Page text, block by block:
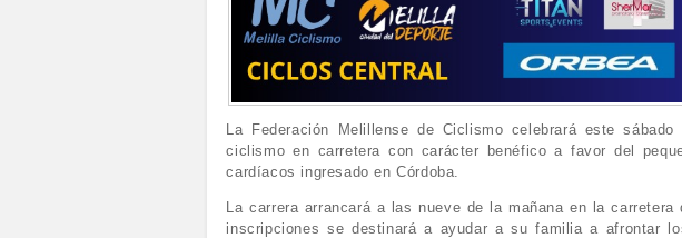
La Federación Melillense de Ciclismo celebrará este
ciclismo en carretera con carácter benéfico a favor del
cardíacos ingresado en Córdoba.
La carrera arrancará a las nueve de la mañana en la
inscripciones se destinará a ayudar a su familia a afrontar